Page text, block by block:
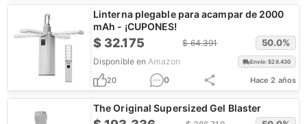
Linterna plegable para acampar de 2000
mAh - ¡CUPONES!
$ 32.175 $64.391 50.0%
Disponible en Amazon Envío: $28.430
20 0 Hace 2 años
The Original Supersized Gel Blaster